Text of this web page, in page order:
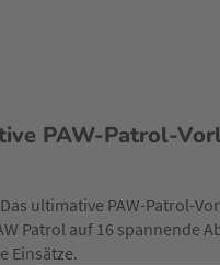
PAW-Patrol-
ultimative PAW-Patrol-
Patrol auf 16 spannende
Einsätze.